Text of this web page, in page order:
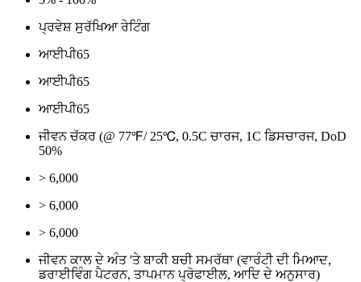
ਪ੍ਰਵੇਸ਼ ਸੁਰੱਖਿਆ ਰੇਟਿੰਗ
ਆਈਪੀ65
ਆਈਪੀ65
ਆਈਪੀ65
ਜੀਵਨ ਚੱਕਰ (@ 77℉/ 25℃, 0.5C ਚਾਰਜ, 1C ਡਿਸਚਾਰਜ, DoD
50%
> 6,000
> 6,000
> 6,000
ਜੀਵਨ ਕਾਲ ਦੇ ਅੰਤ 'ਤੇ ਬਾਕੀ ਬਚੀ ਸਮਰੱਥਾ (ਵਾਰੰਟੀ ਦੀ ਮਿਆਦ,
ਡਰਾਈਵਿੰਗ ਪੈਟਰਨ, ਤਾਪਮਾਨ ਪ੍ਰੋਫਾਈਲ, ਆਦਿ ਦੇ ਅਨੁਸਾਰ)